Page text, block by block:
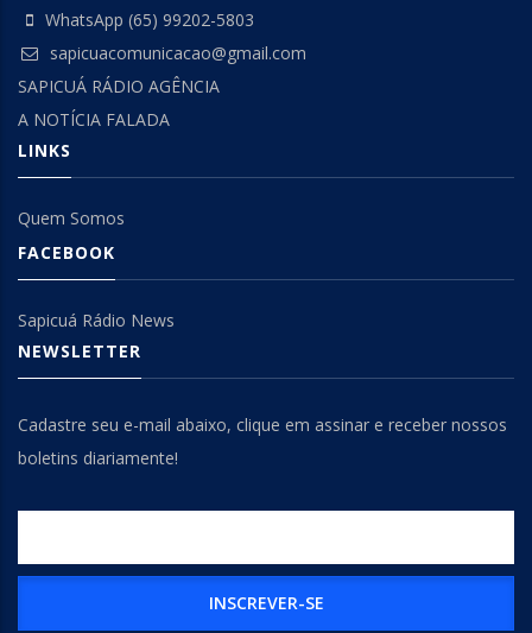
WhatsApp (65) 99202-5803
sapicuacomunicacao@gmail.com
SAPICUÁ RÁDIO AGÊNCIA
A NOTÍCIA FALADA
LINKS
Quem Somos
FACEBOOK
Sapicuá Rádio News
NEWSLETTER
Cadastre seu e-mail abaixo, clique em assinar e receber nossos
boletins diariamente!